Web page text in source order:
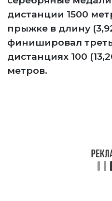
дистанции 1500
прыжке в длину
финишировал
дистанциях 100
метров.